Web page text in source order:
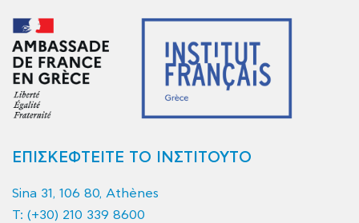
ΕΠΙΣΚΕΦΤΕΙΤΕ ΤΟ ΙΝΣΤΙΤΟΥΤΟ
Sina 31, 106 80, Athènes
T: (+30) 210 339 8600